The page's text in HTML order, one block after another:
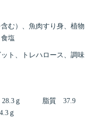
む）、魚肉すり身、植物
塩
トレハロース、調味
28.3ｇ 脂質 37.9
ｇ